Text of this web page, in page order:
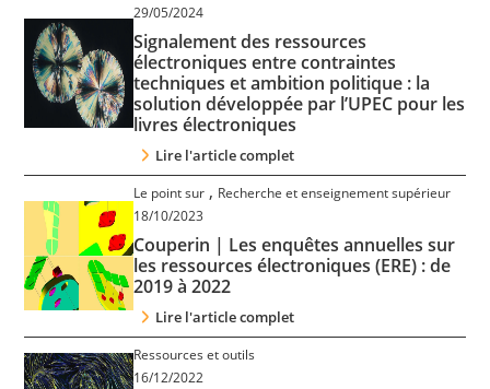
29/05/2024
Signalement des ressources
électroniques entre contraintes
techniques et ambition politique : la
solution développée par l’UPEC pour les
livres électroniques
Lire l'article complet
Le point sur , Recherche et enseignement supérieur
18/10/2023
Couperin | Les enquêtes annuelles sur
les ressources électroniques (ERE) : de
2019 à 2022
Lire l'article complet
Ressources et outils
16/12/2022